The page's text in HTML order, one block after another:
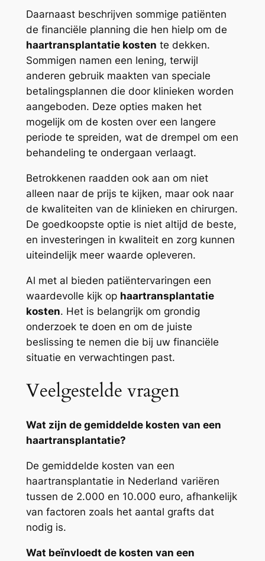
Daarnaast beschrijven sommige patiënten
de financiële planning die hen hielp om de
haartransplantatie kosten te dekken.
Sommigen namen een lening, terwijl
anderen gebruik maakten van speciale
betalingsplannen die door klinieken worden
aangeboden. Deze opties maken het
mogelijk om de kosten over een langere
periode te spreiden, wat de drempel om een
behandeling te ondergaan verlaagt.
Betrokkenen raadden ook aan om niet
alleen naar de prijs te kijken, maar ook naar
de kwaliteiten van de klinieken en chirurgen.
De goedkoopste optie is niet altijd de beste,
en investeringen in kwaliteit en zorg kunnen
uiteindelijk meer waarde opleveren.
Al met al bieden patiëntervaringen een
waardevolle kijk op haartransplantatie
kosten. Het is belangrijk om grondig
onderzoek te doen en om de juiste
beslissing te nemen die bij uw financiële
situatie en verwachtingen past.
Veelgestelde vragen
Wat zijn de gemiddelde kosten van een
haartransplantatie?
De gemiddelde kosten van een
haartransplantatie in Nederland variëren
tussen de 2.000 en 10.000 euro, afhankelijk
van factoren zoals het aantal grafts dat
nodig is.
Wat beïnvloedt de kosten van een